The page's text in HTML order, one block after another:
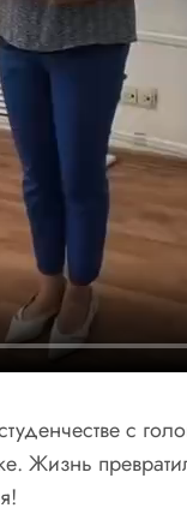
с
Жизнь